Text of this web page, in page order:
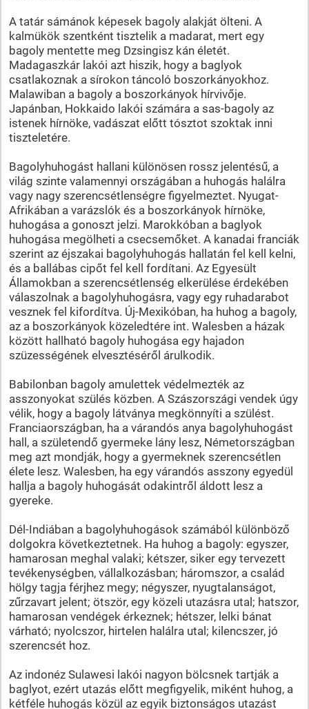
A tatár sámánok képesek bagoly alakját ölteni. A
kalmükök szentként tisztelik a madarat, mert egy
bagoly mentette meg Dzsingisz kán életét.
Madagaszkár lakói azt hiszik, hogy a baglyok
csatlakoznak a sírokon táncoló boszorkányokhoz.
Malawiban a bagoly a boszorkányok hírvivője.
Japánban, Hokkaido lakói számára a sas-bagoly az
istenek hírnöke, vadászat előtt tósztot szoktak inni
tiszteletére.
Bagolyhuhogást hallani különösen rossz jelentésű, a
világ szinte valamennyi országában a huhogás halálra
vagy nagy szerencsétlenségre figyelmeztet. Nyugat-
Afrikában a varázslók és a boszorkányok hírnöke,
huhogása a gonoszt jelzi. Marokkóban a baglyok
huhogása megölheti a csecsemőket. A kanadai franciák
szerint az éjszakai bagolyhuhogás hallatán fel kell kelni,
és a ballábas cipőt fel kell fordítani. Az Egyesült
Államokban a szerencsétlenség elkerülése érdekében
válaszolnak a bagolyhuhogásra, vagy egy ruhadarabot
vesznek fel kifordítva. Új-Mexikóban, ha huhog a bagoly,
az a boszorkányok közeledtére int. Walesben a házak
között hallható bagoly huhogása egy hajadon
szüzességének elvesztéséről árulkodik.
Babilonban bagoly amulettek védelmezték az
asszonyokat szülés közben. A Szászországi vendek úgy
vélik, hogy a bagoly látványa megkönnyíti a szülést.
Franciaországban, ha a várandós anya bagolyhuhogást
hall, a születendő gyermeke lány lesz, Németországban
meg azt mondják, hogy a gyermeknek szerencsétlen
élete lesz. Walesben, ha egy várandós asszony egyedül
hallja a bagoly huhogását odakintről áldott lesz a
gyereke.
Dél-Indiában a bagolyhuhogások számából különböző
dolgokra következtetnek. Ha huhog a bagoly: egyszer,
hamarosan meghal valaki; kétszer, siker egy tervezett
tevékenységben, vállalkozásban; háromszor, a család
hölgy tagja férjhez megy; négyszer, nyugtalanságot,
zűrzavart jelent; ötször, egy közeli utazásra utal; hatszor,
hamarosan vendégek érkeznek; hétszer, lelki bánat
várható; nyolcszor, hirtelen halálra utal; kilencszer, jó
szerencsét hoz.
Az indonéz Sulawesi lakói nagyon bölcsnek tartják a
baglyot, ezért utazás előtt megfigyelik, miként huhog, a
kétféle huhogás közül az egyik biztonságos utazást